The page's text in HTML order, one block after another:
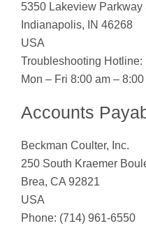
5350 Lakeview Parkway
Indianapolis, IN 46268
USA
Troubleshooting Hotline:
Mon – Fri 8:00 am –
Accounts
Beckman Coulter, Inc.
250 South Kraemer
Brea, CA 92821
USA
Phone: (714) 961-6550